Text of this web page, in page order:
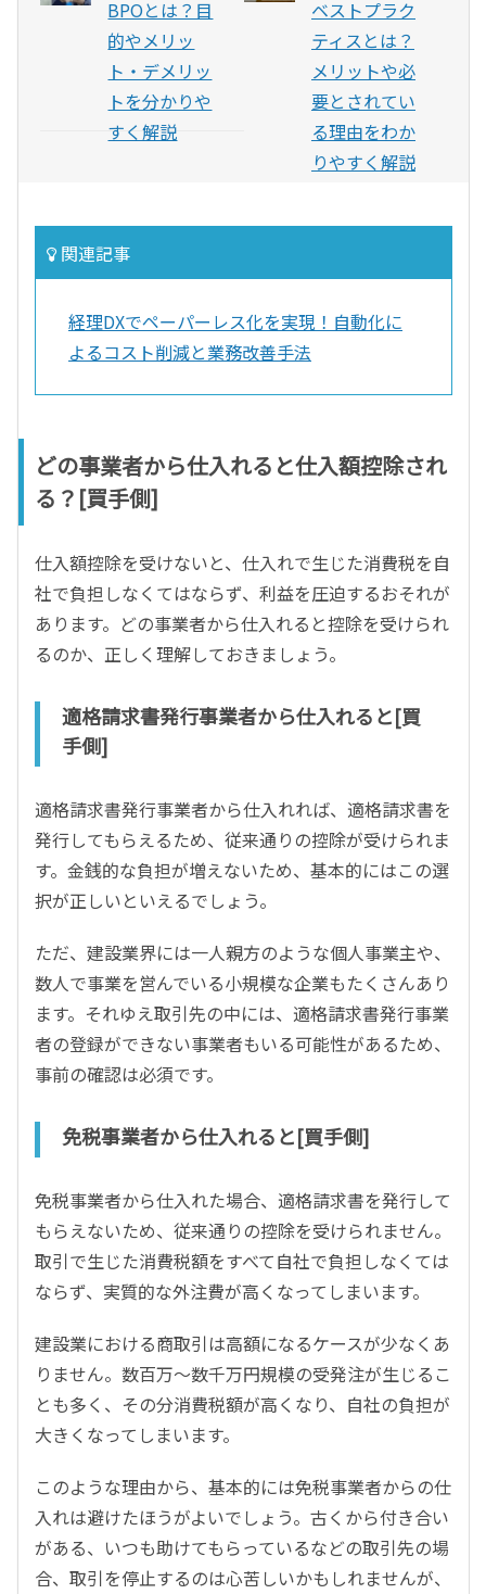
BPOとは？目
的やメリッ
ト・デメリッ
トを分かりや
すく解説
ベストプラク
ティスとは？
メリットや必
要とされてい
る理由をわか
りやすく解説
関連記事
経理DXでペーパーレス化を実現！自動化に
よるコスト削減と業務改善手法
どの事業者から仕入れると仕入額控除され
る？[買手側]
仕入額控除を受けないと、仕入れで生じた消費税を自
社で負担しなくてはならず、利益を圧迫するおそれが
あります。どの事業者から仕入れると控除を受けられ
るのか、正しく理解しておきましょう。
適格請求書発行事業者から仕入れると[買
手側]
適格請求書発行事業者から仕入れれば、適格請求書を
発行してもらえるため、従来通りの控除が受けられま
す。金銭的な負担が増えないため、基本的にはこの選
択が正しいといえるでしょう。
ただ、建設業界には一人親方のような個人事業主や、
数人で事業を営んでいる小規模な企業もたくさんあり
ます。それゆえ取引先の中には、適格請求書発行事業
者の登録ができない事業者もいる可能性があるため、
事前の確認は必須です。
免税事業者から仕入れると[買手側]
免税事業者から仕入れた場合、適格請求書を発行して
もらえないため、従来通りの控除を受けられません。
取引で生じた消費税額をすべて自社で負担しなくては
ならず、実質的な外注費が高くなってしまいます。
建設業における商取引は高額になるケースが少なくあ
りません。数百万～数千万円規模の受発注が生じるこ
とも多く、その分消費税額が高くなり、自社の負担が
大きくなってしまいます。
このような理由から、基本的には免税事業者からの仕
入れは避けたほうがよいでしょう。古くから付き合い
がある、いつも助けてもらっているなどの取引先の場
合、取引を停止するのは心苦しいかもしれませんが、